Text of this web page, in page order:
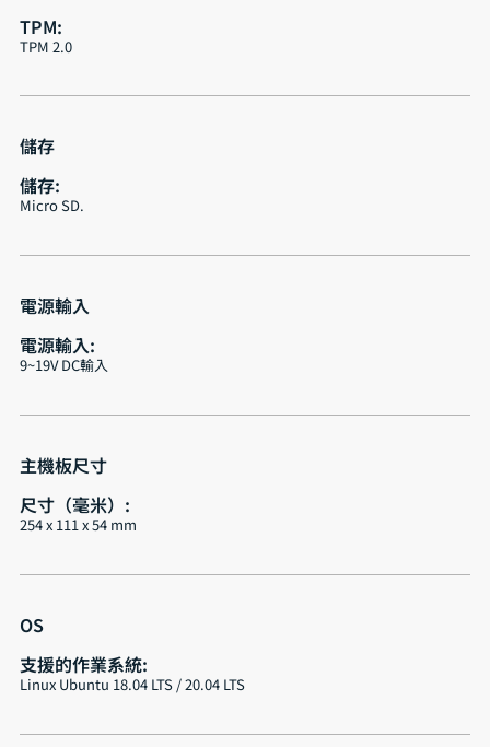
TPM:
TPM 2.0
儲存
儲存:
Micro SD.
電源輸入
電源輸入:
9~19V DC輸入
主機板尺寸
尺寸（毫米）:
254 x 111 x 54 mm
OS
支援的作業系統:
Linux Ubuntu 18.04 LTS / 20.04 LTS